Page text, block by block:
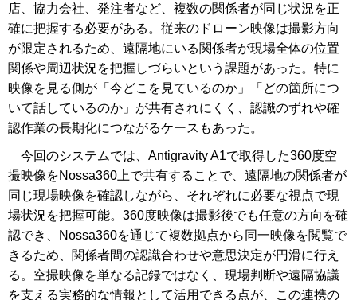
店、協力会社、発注者など、複数の関係者が同じ状況を正
確に把握する必要がある。従来のドローン映像は撮影方向
が限定されるため、遠隔地にいる関係者が現場全体の位置
関係や周辺状況を把握しづらいという課題があった。特に
映像を見る側が「今どこを見ているのか」「どの箇所につ
いて話しているのか」が共有されにくく、認識のずれや確
認作業の長期化につながるケースもあった。
今回のシステムでは、Antigravity A1で取得した360度空
撮映像をNossa360上で共有することで、遠隔地の関係者が
同じ現場映像を確認しながら、それぞれに必要な視点で現
場状況を把握可能。360度映像は撮影後でも任意の方向を確
認でき、Nossa360を通じて複数拠点から同一映像を閲覧で
きるため、関係者間の認識合わせや意思決定が円滑に行え
る。空撮映像を単なる記録ではなく、現場判断や遠隔協議
を支える実務的な情報として活用できる点が、この連携の